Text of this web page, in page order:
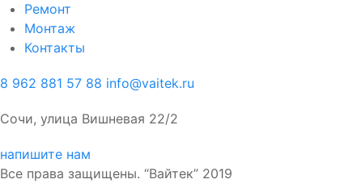
Ремонт
Монтаж
Контакты
8 962 881 57 88 info@vaitek.ru
Сочи, улица Вишневая 22/2
напишите нам
Все права защищены. “Вайтек” 2019